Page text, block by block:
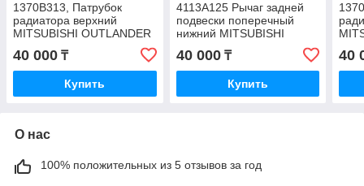
1370B313, Патрубок
радиатора верхний
MITSUBISHI OUTLANDER
GF3W GF8W 2012-2022,
JAPAN
40 000 ₸
Купить
4113A125 Рычаг задней
подвески поперечный
нижний MITSUBISHI
OUTLANDER GF3W,
GF2W, ORIGINAL
40 000₸
Купить
40
О нас
100% положительных из 5 отзывов за год